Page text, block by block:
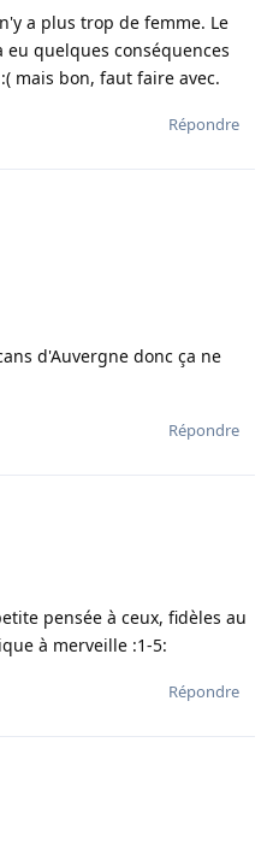
a plus trop de femme. Le
quelques conséquences
mais bon, faut faire avec.
Répondre
d'Auvergne donc ça ne
Répondre
pensée à ceux, fidèles au
à merveille :1-5:
Répondre